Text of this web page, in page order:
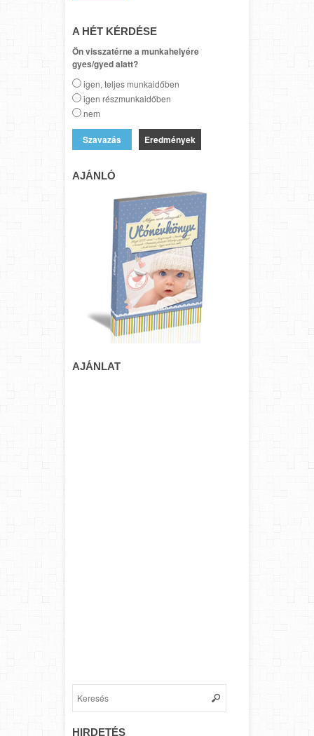
A HÉT KÉRDÉSE
Ön visszatérne a munkahelyére
gyes/gyed alatt?
igen, teljes munkaidőben
igen részmunkaidőben
nem
Eredmények
AJÁNLÓ
AJÁNLAT
HIRDETÉS